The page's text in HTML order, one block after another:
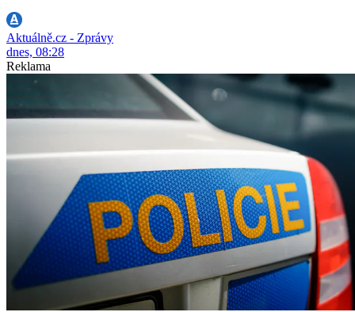
Aktuálně.cz - Zprávy
dnes, 08:28
Reklama